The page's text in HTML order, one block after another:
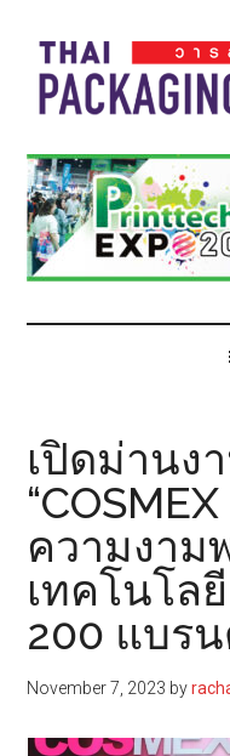
main
content
secondary
menu
primary
sidebar
footer
Thai
Pack
Pack
Magazine
เปิดม่านง
ความงาม
เทคโนโล
200 แบร
November 7, 2023 by